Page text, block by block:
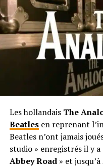
Les hollandais The
Beatlesen reprenant
Beatles n’ont jamais
studio » enregistrés il y
Abbey Road» et jusqu’à